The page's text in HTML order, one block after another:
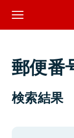
郵便番
検索結果